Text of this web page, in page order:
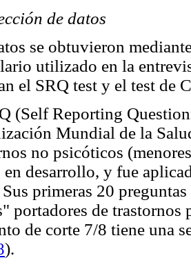
de datos
se obtuvieron
utilizado en la
el SRQ test y el test de
(Self Reporting
Mundial de la
no psicóticos
en desarrollo, y fue
primeras 20
portadores de trastornos
de corte 7/8 tiene una
).